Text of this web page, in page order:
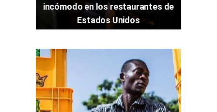
incómodo en los restaurantes de
Estados Unidos